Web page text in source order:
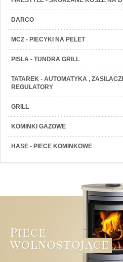
DARCO
MCZ - PIECYKI NA PELET
PISLA - TUNDRA GRILL
TATAREK - AUTOMATYKA ,
REGULATORY
GRILL
KOMINKI GAZOWE
HASE - PIECE KOMINKOWE